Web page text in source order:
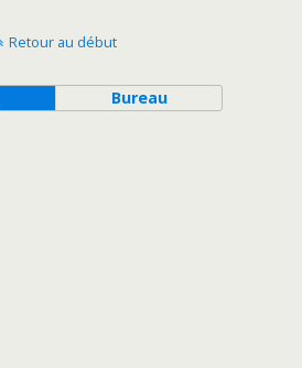
Retour au début
Bureau